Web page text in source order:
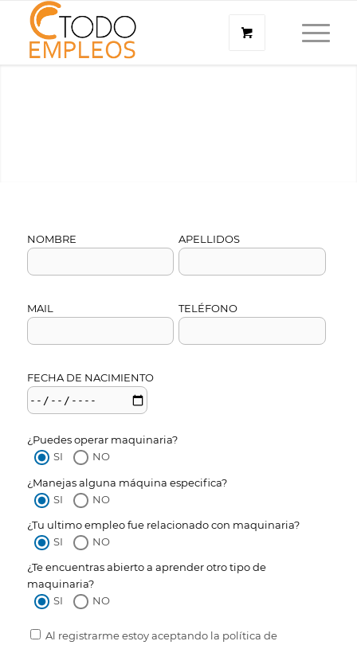
NOMBRE APELLIDOS
MAIL TELÉFONO
FECHA DE NACIMIENTO
¿Puedes operar maquinaria?
SI
NO
¿Manejas alguna máquina especifica?
SI
NO
¿Tu ultimo empleo fue relacionado con maquinaria?
SI
NO
¿Te encuentras abierto a aprender otro tipo de
maquinaria?
SI
NO
Al registrarme estoy aceptando la política de